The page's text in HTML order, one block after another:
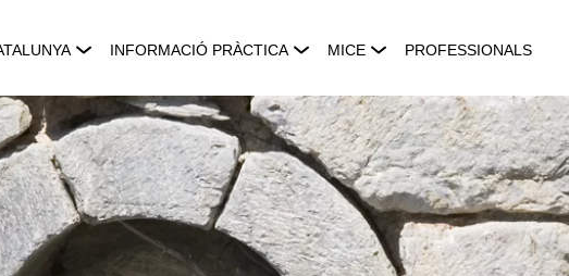
INFORMACIÓ PRÀCTICA MICE PROFESSIONALS